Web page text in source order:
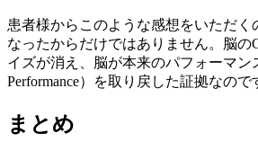
患者様からこのような感想をいただく
なったからだけではありません。脳の
イズが消え、脳が本来のパフォーマン
Performance）を取り戻した証拠なので
まとめ